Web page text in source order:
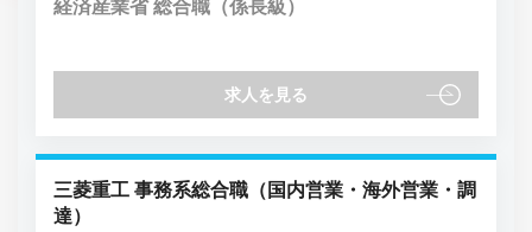
経済産業省 総合職（係長級）
求人を見る
三菱重工 事務系総合職（国内営業・海外営業・調
達）